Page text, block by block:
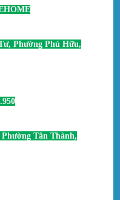
Phường Phú Hữu,
Tân Thành,